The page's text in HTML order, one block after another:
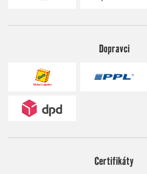
Dopravci
Certifikáty